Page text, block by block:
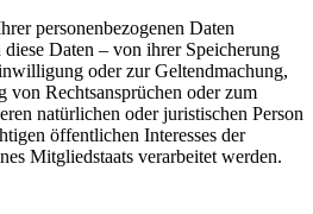
personenbezogenen Daten
Daten – von ihrer Speicherung
oder zur Geltendmachung,
von Rechtsansprüchen oder zum
natürlichen oder juristischen Person
öffentlichen Interesses der
Mitgliedstaats verarbeitet werden.